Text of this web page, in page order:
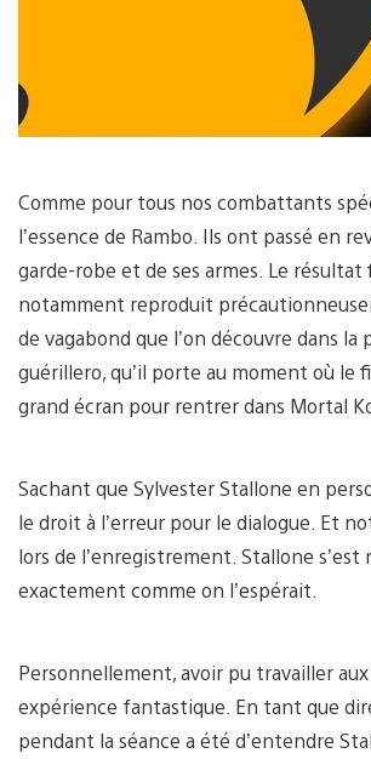
Comme pour tous nos combattants
l’essence de Rambo. Ils ont passé en
garde-robe et de ses armes. Le
notamment reproduit
de vagabond que l’on découvre dans
guérillero, qu’il porte au moment où
grand écran pour rentrer dans Mortal
Sachant que Sylvester Stallone en
le droit à l’erreur pour le dialogue. Et
lors de l’enregistrement. Stallone
exactement comme on l’espérait.
Personnellement, avoir pu travailler
expérience fantastique. En tant que
pendant la séance a été d’entendre